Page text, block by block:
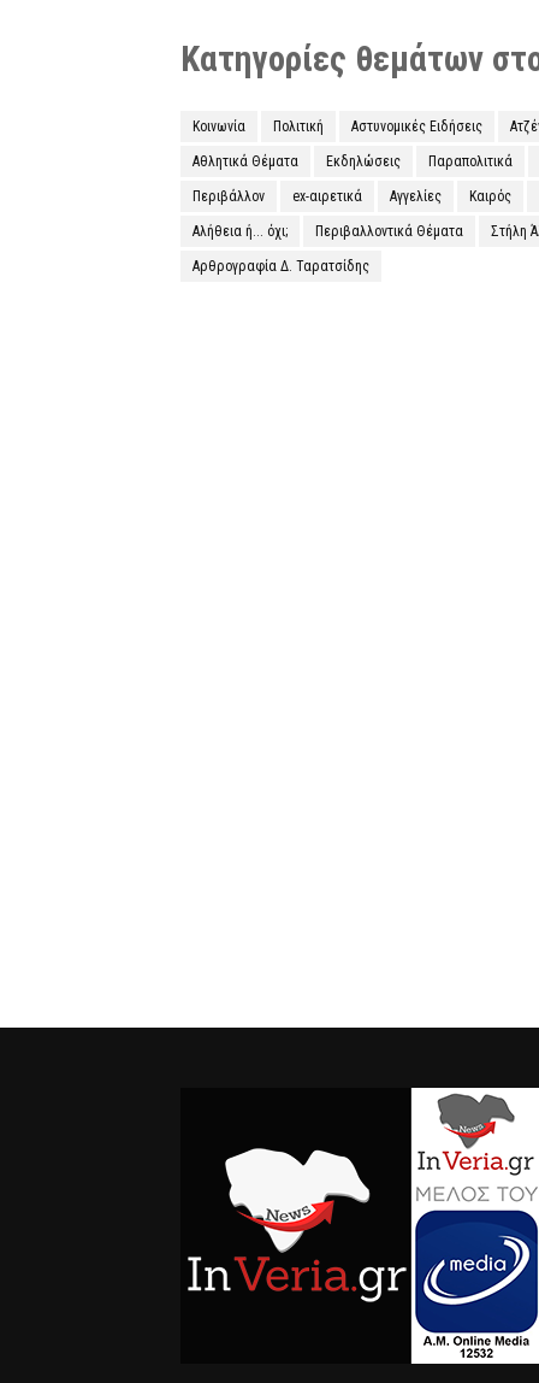
Κατηγορίες θεμάτων
Κοινωνία Πολιτική Αστυνομικές Ειδήσεις
Αθλητικά Θέματα Εκδηλώσεις Παραπολιτικά
Περιβάλλον ex-αιρετικά Αγγελίες Καιρός
Αλήθεια ή... όχι; Περιβαλλοντικά Θέματα Στήλη
Αρθρογραφία Δ. Ταρατσίδης